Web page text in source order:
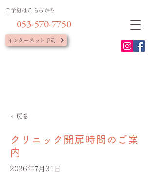
ご予約はこちらから
インターネット予約
053-570-7750
< 戻る
クリニック開扉時間のご案
内
2026年7月31日